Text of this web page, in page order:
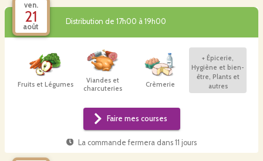
ven.
21
août
Distribution de 17h00 à 19h00
Fruits et Légumes
Viandes et
charcuteries
Crèmerie
+ Épicerie,
Hygiène et bien-
être, Plants et
autres
Faire mes courses
La commande fermera dans11 jours